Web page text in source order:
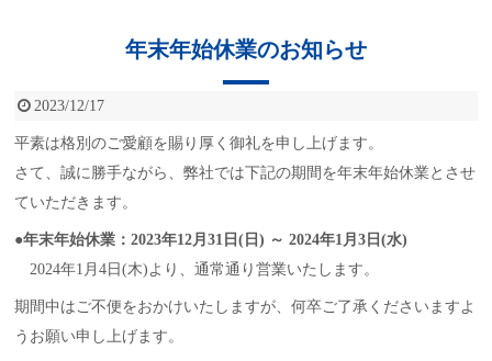
年末年始休業のお知らせ
2023/12/17
平素は格別のご愛顧を賜り厚く御礼を申し上げます。
さて、誠に勝手ながら、弊社では下記の期間を年末年始休業とさせ
ていただきます。
●年末年始休業：2023年12月31日(日) ～ 2024年1月3日(水)
2024年1月4日(木)より、通常通り営業いたします。
期間中はご不便をおかけいたしますが、何卒ご了承くださいますよ
うお願い申し上げます。